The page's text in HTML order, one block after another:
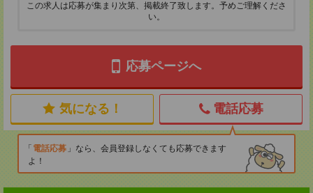
この求人は応募が集まり次第、掲載終了致します。予めご理解くださ
い。
応募ページへ
気になる！ 電話応募
電話応募
なら、会員登録しなくても応募できます
よ！